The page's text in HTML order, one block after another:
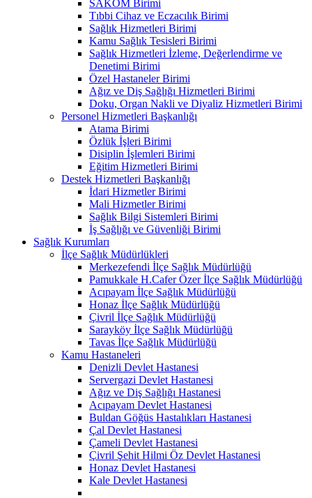
SAKOM Birimi
Tıbbi Cihaz ve Eczacılık Birimi
Sağlık Hizmetleri Birimi
Kamu Sağlık Tesisleri Birimi
Sağlık Hizmetleri İzleme, Değerlendirme ve
Denetimi Birimi
Özel Hastaneler Birimi
Ağız ve Diş Sağlığı Hizmetleri Birimi
Doku, Organ Nakli ve Diyaliz Hizmetleri Birimi
Personel Hizmetleri Başkanlığı
Atama Birimi
Özlük İşleri Birimi
Disiplin İşlemleri Birimi
Eğitim Hizmetleri Birimi
Destek Hizmetleri Başkanlığı
İdari Hizmetler Birimi
Mali Hizmetler Birimi
Sağlık Bilgi Sistemleri Birimi
İş Sağlığı ve Güvenliği Birimi
Sağlık Kurumları
İlçe Sağlık Müdürlükleri
Merkezefendi İlçe Sağlık Müdürlüğü
Pamukkale H.Cafer Özer İlçe Sağlık Müdürlüğü
Acıpayam İlçe Sağlık Müdürlüğü
Honaz İlçe Sağlık Müdürlüğü
Çivril İlçe Sağlık Müdürlüğü
Sarayköy İlçe Sağlık Müdürlüğü
Tavas İlçe Sağlık Müdürlüğü
Kamu Hastaneleri
Denizli Devlet Hastanesi
Servergazi Devlet Hastanesi
Ağız ve Diş Sağlığı Hastanesi
Acıpayam Devlet Hastanesi
Buldan Göğüs Hastalıkları Hastanesi
Çal Devlet Hastanesi
Çameli Devlet Hastanesi
Çivril Şehit Hilmi Öz Devlet Hastanesi
Honaz Devlet Hastanesi
Kale Devlet Hastanesi